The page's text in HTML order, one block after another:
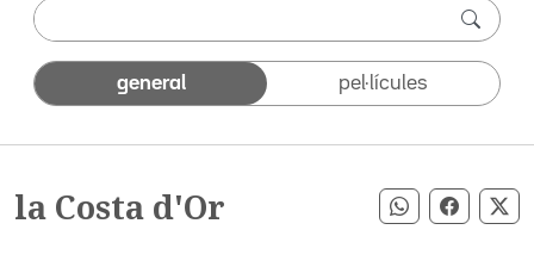
general pel·lícules
la Costa d'Or Compartir